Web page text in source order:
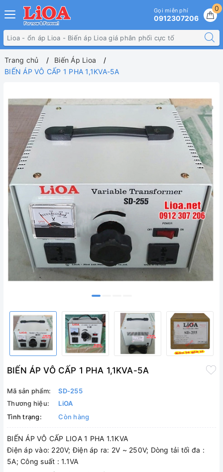
0
Gọi miễn phí
0912307206
Trang chủ
Biến Áp Lioa
BIẾN ÁP VÔ CẤP 1 PHA 1,1KVA-5A
BIẾN ÁP VÔ CẤP 1 PHA 1,1KVA-5A
Mã sản phẩm:
SD-255
Thương hiệu:
LiOA
Tình trạng:
Còn hàng
BIẾN ÁP VÔ CẤP LIOA 1 PHA 1.1KVA
Điện áp vào: 220V; Điện áp ra: 2V ~ 250V; Dòng tải tối đa :
5A; Công suất : 1.1VA